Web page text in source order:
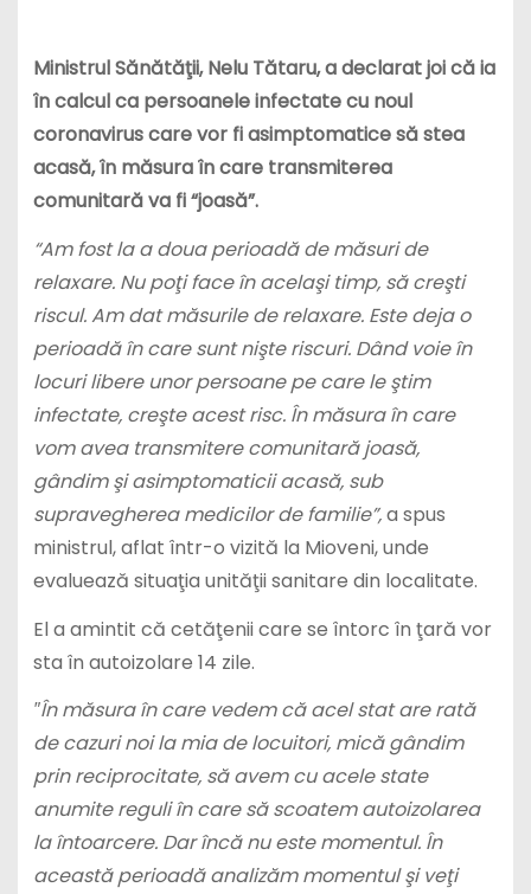
Ministrul Sănătăţii, Nelu Tătaru, a declarat joi că ia
în calcul ca persoanele infectate cu noul
coronavirus care vor fi asimptomatice să stea
acasă, în măsura în care transmiterea
comunitară va fi “joasă”.
“Am fost la a doua perioadă de măsuri de
relaxare. Nu poţi face în acelaşi timp, să creşti
riscul. Am dat măsurile de relaxare. Este deja o
perioadă în care sunt nişte riscuri. Dând voie în
locuri libere unor persoane pe care le ştim
infectate, creşte acest risc. În măsura în care
vom avea transmitere comunitară joasă,
gândim şi asimptomaticii acasă, sub
supravegherea medicilor de familie”,a spus
ministrul, aflat într-o vizită la Mioveni, unde
evaluează situaţia unităţii sanitare din localitate.
El a amintit că cetăţenii care se întorc în ţară vor
sta în autoizolare 14 zile.
″În măsura în care vedem că acel stat are rată
de cazuri noi la mia de locuitori, mică gândim
prin reciprocitate, să avem cu acele state
anumite reguli în care să scoatem autoizolarea
la întoarcere. Dar încă nu este momentul. În
această perioadă analizăm momentul şi veţi